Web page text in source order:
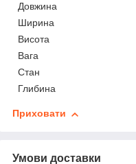
Довжина
Ширина
Висота
Вага
Стан
Глибина
Приховати
Умови доставки